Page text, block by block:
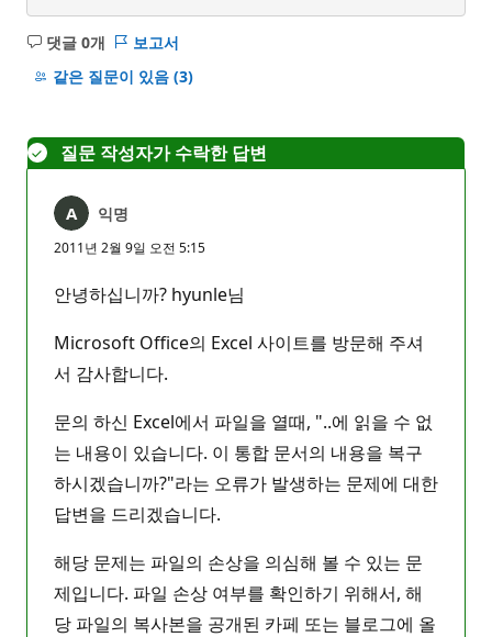
댓글 0개
설
명
보고서
같은 질문이 있음 (3)
질문 작성자가 수락한 답변
익명
2011년 2월 9일 오전 5:15
안녕하십니까? hyunle님
Microsoft Office의 Excel 사이트를 방문해 주셔
서 감사합니다.
문의 하신 Excel에서 파일을 열때, "..에 읽을 수 없
는 내용이 있습니다. 이 통합 문서의 내용을 복구
하시겠습니까?"라는 오류가 발생하는 문제에 대한
답변을 드리겠습니다.
해당 문제는 파일의 손상을 의심해 볼 수 있는 문
제입니다. 파일 손상 여부를 확인하기 위해서, 해
당 파일의 복사본을 공개된 카페 또는 블로그에 올